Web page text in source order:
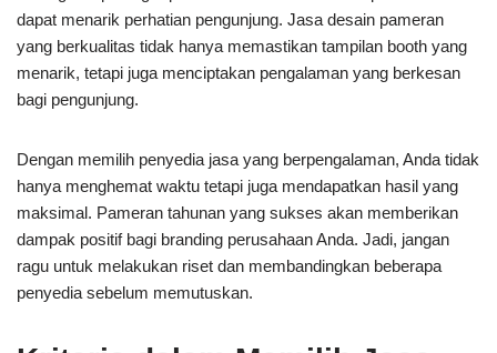
dapat menarik perhatian pengunjung. Jasa desain pameran
yang berkualitas tidak hanya memastikan tampilan booth yang
menarik, tetapi juga menciptakan pengalaman yang berkesan
bagi pengunjung.
Dengan memilih penyedia jasa yang berpengalaman, Anda tidak
hanya menghemat waktu tetapi juga mendapatkan hasil yang
maksimal. Pameran tahunan yang sukses akan memberikan
dampak positif bagi branding perusahaan Anda. Jadi, jangan
ragu untuk melakukan riset dan membandingkan beberapa
penyedia sebelum memutuskan.